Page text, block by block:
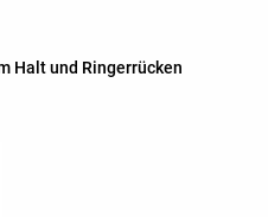
Halt und Ringerrücken